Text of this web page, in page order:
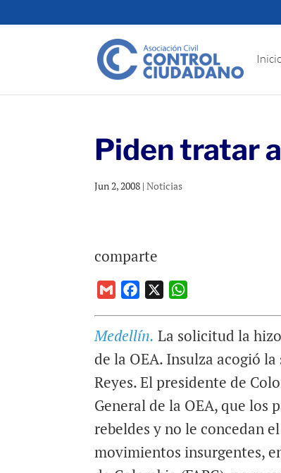
Piden tratar
Jun 2, 2008 |Noticias
comparte
G
a
i
l
c
e
b
o
o
a
t
s
A
p
Medellín. La solicitud la
de la OEA. Insulza acogió
Reyes. El presidente de
General de la OEA, que los
rebeldes y no le concedan
movimientos insurgentes,